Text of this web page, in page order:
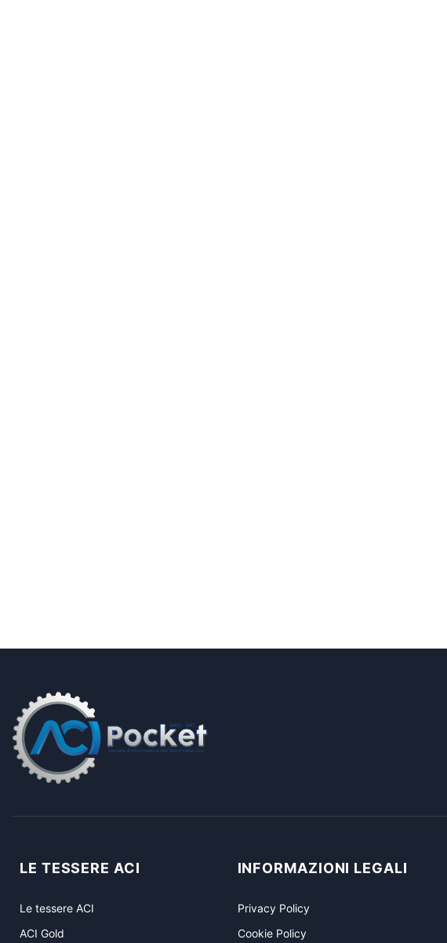
LE TESSERE ACI
Le tessere ACI
ACI Gold
INFORMAZIONI LEGALI
Privacy Policy
Cookie Policy